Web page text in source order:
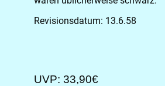
Revisionsdatum: 13.6.58
UVP: 33,90€